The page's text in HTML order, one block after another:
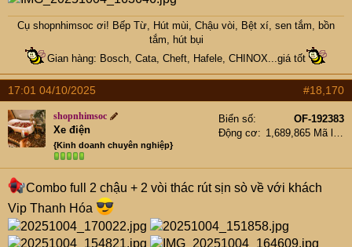
Cụ shopnhimsoc ơi! Bếp Từ, Hút mùi, Chậu vòi, Bệt xí, sen tắm, bồn
tắm, hút bụi
Gian hàng: Bosch, Cata, Cheft, Hafele, CHINOX...giá tốt
17:01 04/10/2025 #18,170
shopnhimsoc
Xe điện
{Kinh doanh chuyên nghiệp}
Biển số
OF-192383
Động cơ
Combo full 2 chậu + 2 vòi thác rút sịn sò về với khách
Vip Thanh Hóa